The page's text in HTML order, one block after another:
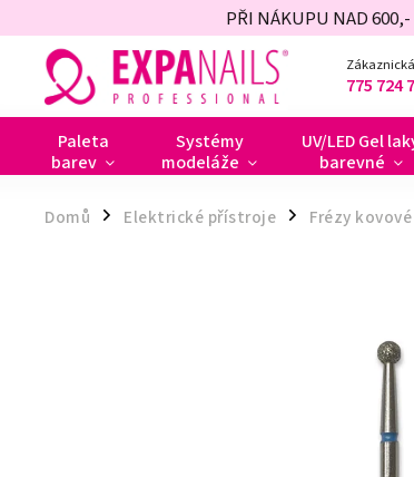
PŘI NÁKUPU NAD
775 724
Paleta
barev
Systémy
modeláže
UV/LED Gel
barevné
Domů / Elektrické přístroje / Frézy kovové